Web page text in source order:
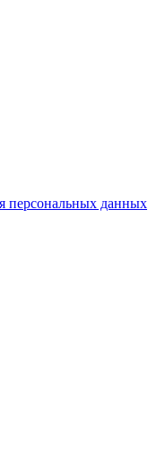
персональных данных